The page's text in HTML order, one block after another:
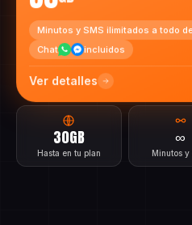
Minutos y SMS ilimitados a todo
Chat
incluidos
Ver detalles
30GB
Hasta en tu plan
∞
Minutos y